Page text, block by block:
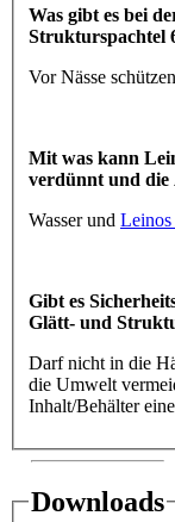
Was gibt es bei
Strukturspachtel
Vor Nässe
Mit was kann
verdünnt und die
Wasser und Leinos
Gibt es
Glätt- und
Darf nicht in die
die Umwelt
Inhalt/Behälter
Downloads